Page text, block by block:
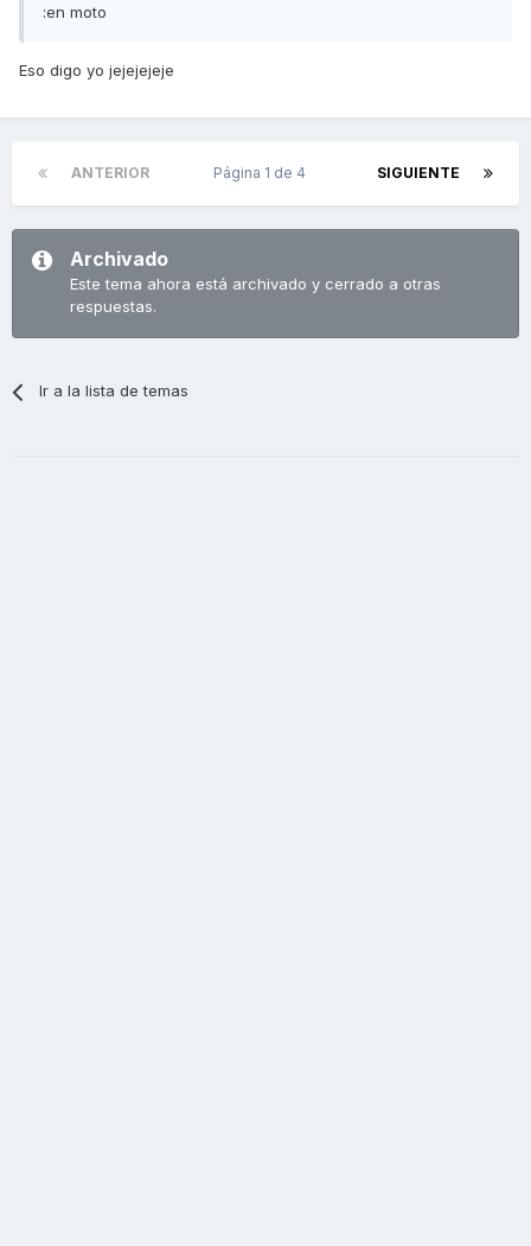
:en moto
Eso digo yo jejejejeje
ANTERIOR SIGUIENTE
Página 1 de 4
Archivado
Este tema ahora está archivado y cerrado a otras
respuestas.
Ir a la lista de temas